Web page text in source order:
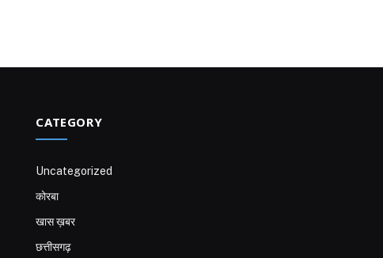
CATEGORY
Uncategorized
कोरबा
खास ख़बर
छत्तीसगढ़